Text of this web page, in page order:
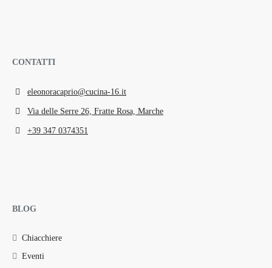
CONTATTI
eleonoracaprio@cucina-16.it
Via delle Serre 26, Fratte Rosa, Marche
+39 347 0374351
BLOG
Chiacchiere
Eventi